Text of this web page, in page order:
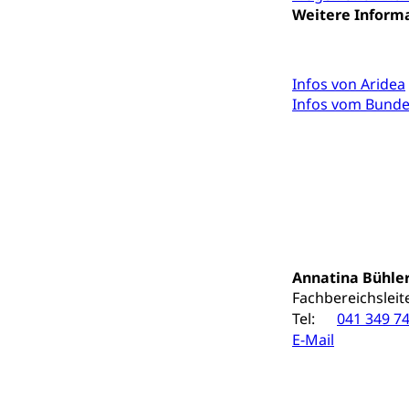
Weitere
Infos von Aridea
Infos vom
Annatina
Tel:
041 349
E-Mail
Schifffahrt
Persönliches
Zivilstand